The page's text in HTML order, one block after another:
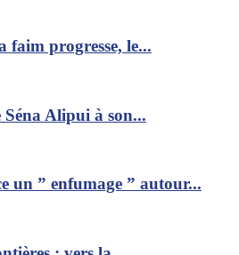
faim progresse, le...
Séna Alipui à son...
un ” enfumage ” autour...